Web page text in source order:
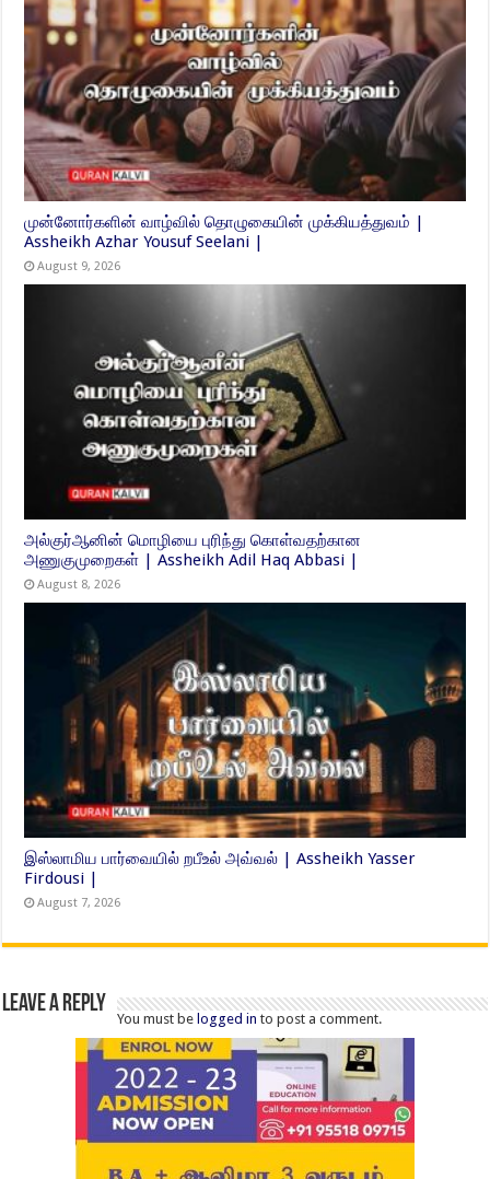
முன்னோர்களின் வாழ்வில் தொழுகையின் முக்கியத்துவம் |
Assheikh Azhar Yousuf Seelani |
August 9, 2026
அல்குர்ஆனின் மொழியை புரிந்து கொள்வதற்கான
அணுகுமுறைகள் | Assheikh Adil Haq Abbasi |
August 8, 2026
இஸ்லாமிய பார்வையில் றபீஉல் அவ்வல் | Assheikh Yasser
Firdousi |
August 7, 2026
Leave a Reply
You must belogged in to post a comment.